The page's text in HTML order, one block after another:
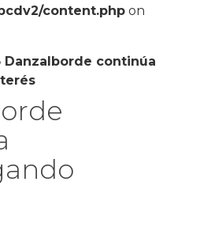
content.phpon
Danzalborde continúa